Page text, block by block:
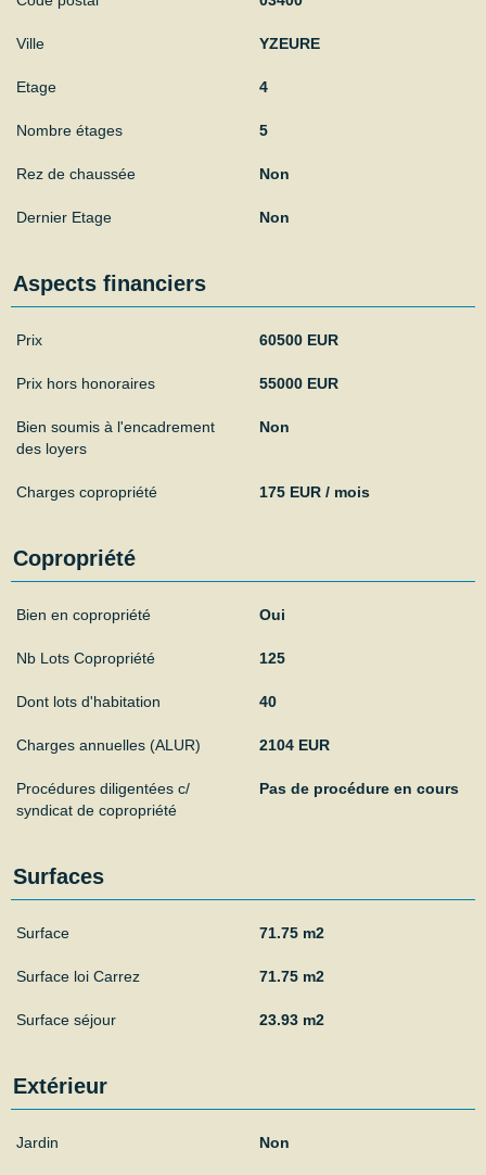
Ville YZEURE
Etage 4
Nombre étages 5
Rez de chaussée Non
Dernier Etage Non
Aspects financiers
Prix 60500 EUR
Prix hors honoraires 55000 EUR
Bien soumis à l'encadrement
des loyers
Non
Charges copropriété 175 EUR / mois
Copropriété
Bien en copropriété Oui
Nb Lots Copropriété 125
Dont lots d'habitation 40
Charges annuelles (ALUR) 2104 EUR
Procédures diligentées c/
syndicat de copropriété
Pas de procédure en cours
Surfaces
Surface 71.75 m2
Surface loi Carrez 71.75 m2
Surface séjour 23.93 m2
Extérieur
Jardin Non